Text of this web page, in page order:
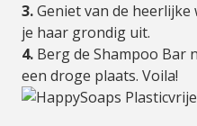
3.Geniet van de
je haar grondig uit.
4. Berg de Shampoo Bar
een droge plaats. Voila!